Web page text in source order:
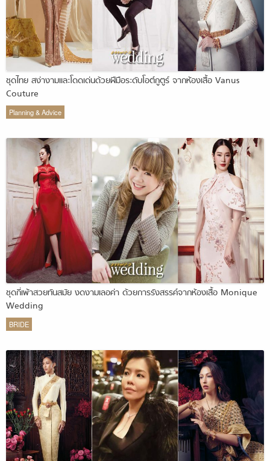
ชุดไทย สง่างามและโดดเด่นด้วยฝีมือระดับโอต์กูตูร์ จากห้องเสื้อ Vanus
Couture
Planning & Advice
ชุดกี่เพ้าสวยทันสมัย งดงามเลอค่า ด้วยการรังสรรค์จากห้องเสื้อ Monique
Wedding
BRIDE